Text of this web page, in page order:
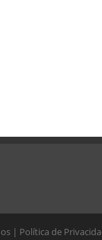
| Política de